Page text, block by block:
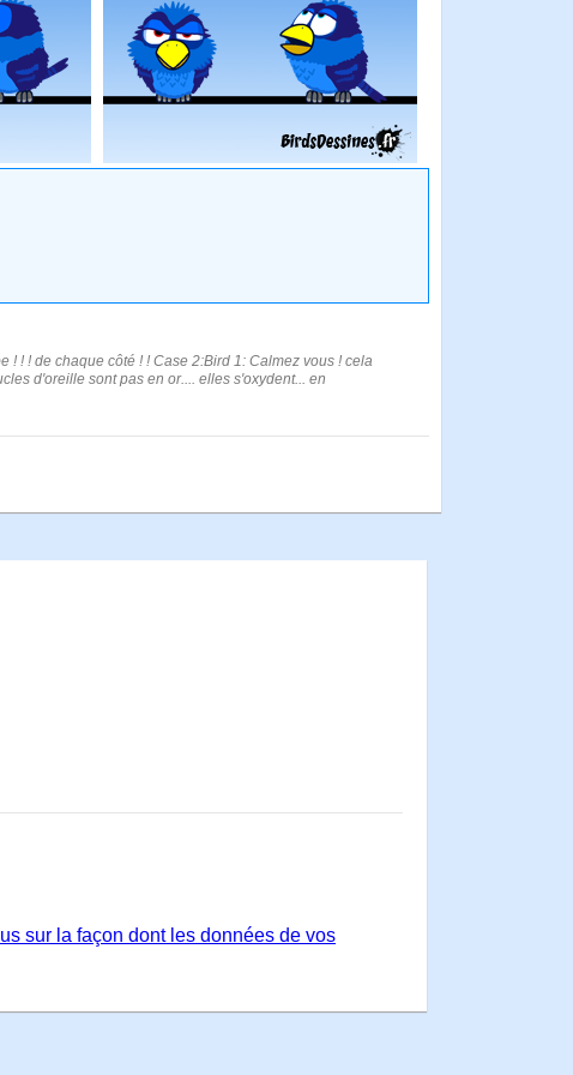
! ! de chaque côté ! ! Case 2:Bird 1: Calmez vous ! cela
d'oreille sont pas en or.... elles s'oxydent... en
sur la façon dont les données de vos